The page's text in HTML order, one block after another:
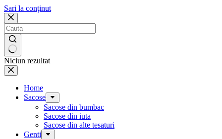
Sari la conținut
Niciun rezultat
Home
Sacose
Sacose din bumbac
Sacose din iuta
Sacose din alte tesaturi
Genti